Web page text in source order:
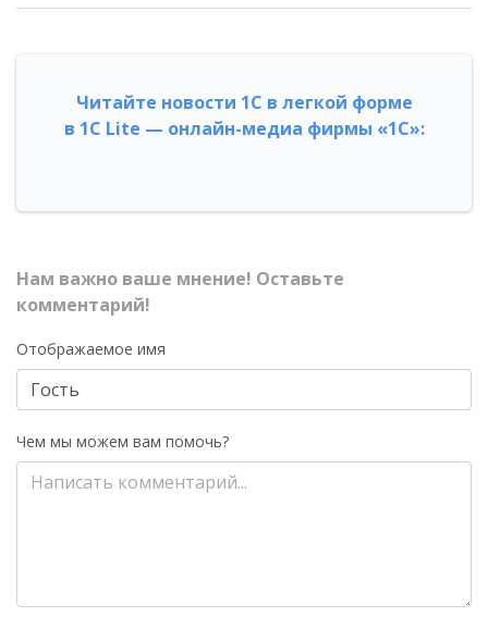
Читайте новости 1С в легкой форме
в 1С Lite — онлайн-медиа фирмы «1С»:
Нам важно ваше мнение! Оставьте
комментарий!
Отображаемое имя
Чем мы можем вам помочь?